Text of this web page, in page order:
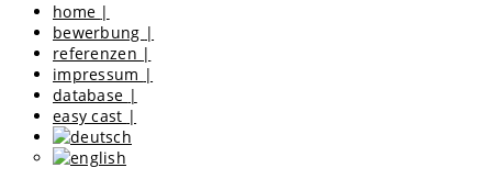
home |
bewerbung |
referenzen |
impressum |
database |
easy cast |